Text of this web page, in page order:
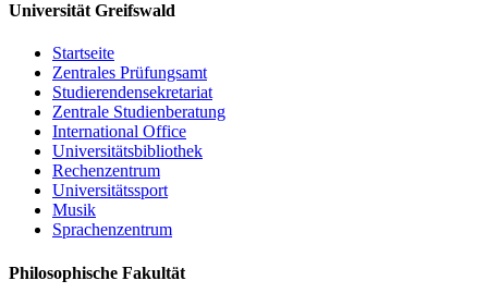
Universität Greifswald
Startseite
Zentrales Prüfungsamt
Studierendensekretariat
Zentrale Studienberatung
International Office
Universitätsbibliothek
Rechenzentrum
Universitätssport
Musik
Sprachenzentrum
Philosophische Fakultät